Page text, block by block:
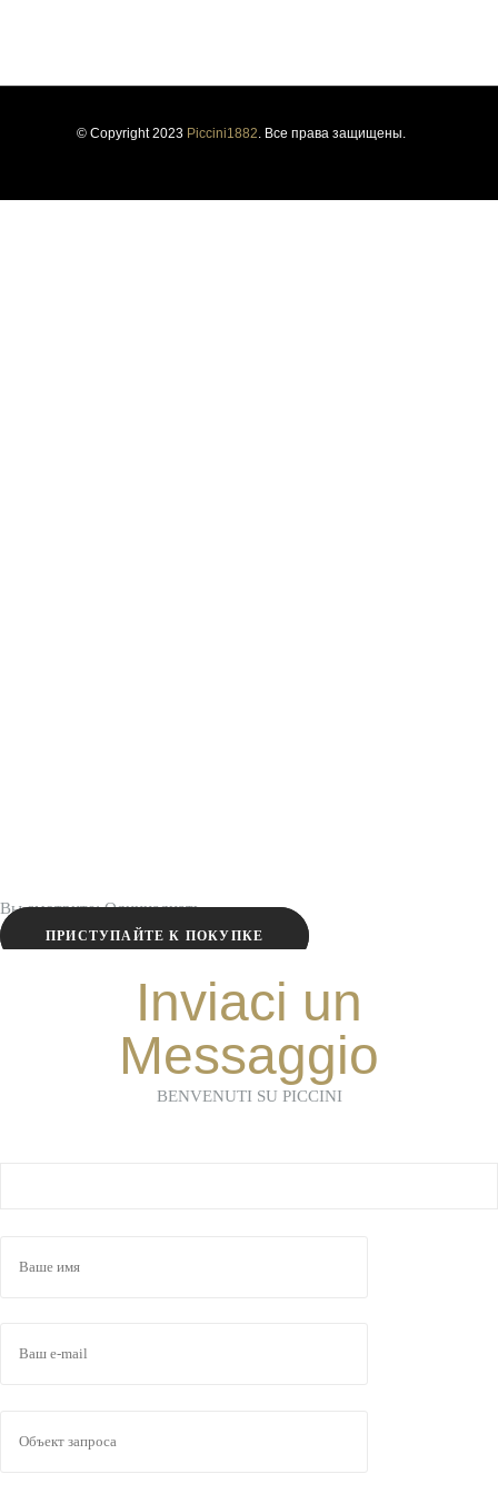
© Copyright 2023 Piccini1882. Все права защищены.
Вы смотрите:Одиннадцать
ПРИСТУПАЙТЕ К ПОКУПКЕ
Inviaci un
Messaggio
BENVENUTI SU PICCINI